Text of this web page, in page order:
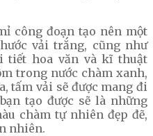
công đoạn tạo nên một
vải trắng, cũng như
tiết hoa văn và kĩ thuật
trong nước chàm xanh,
tấm vải sẽ được mang đi
tạo được sẽ là những
chàm tự nhiên đẹp đẽ,
nhiên.